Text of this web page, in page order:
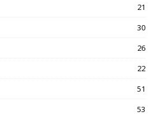
21
30
26
22
51
53